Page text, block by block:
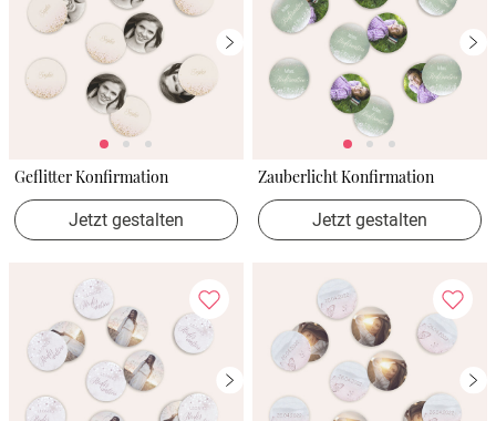
Geflitter Konfirmation
Jetzt gestalten
Zauberlicht Konfirmation
Jetzt gestalten